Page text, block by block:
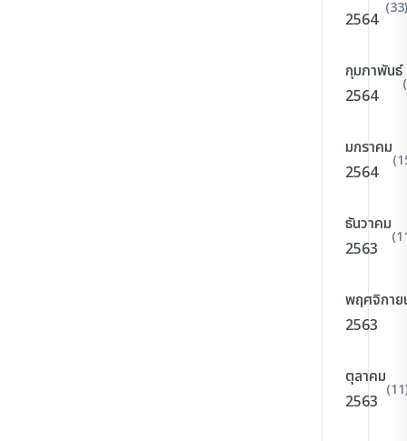
2564
(33)
กุมภาพันธ์
2564
มกราคม
2564
ธันวาคม
2563
พฤศจิกาย
2563
ตุลาคม
2563